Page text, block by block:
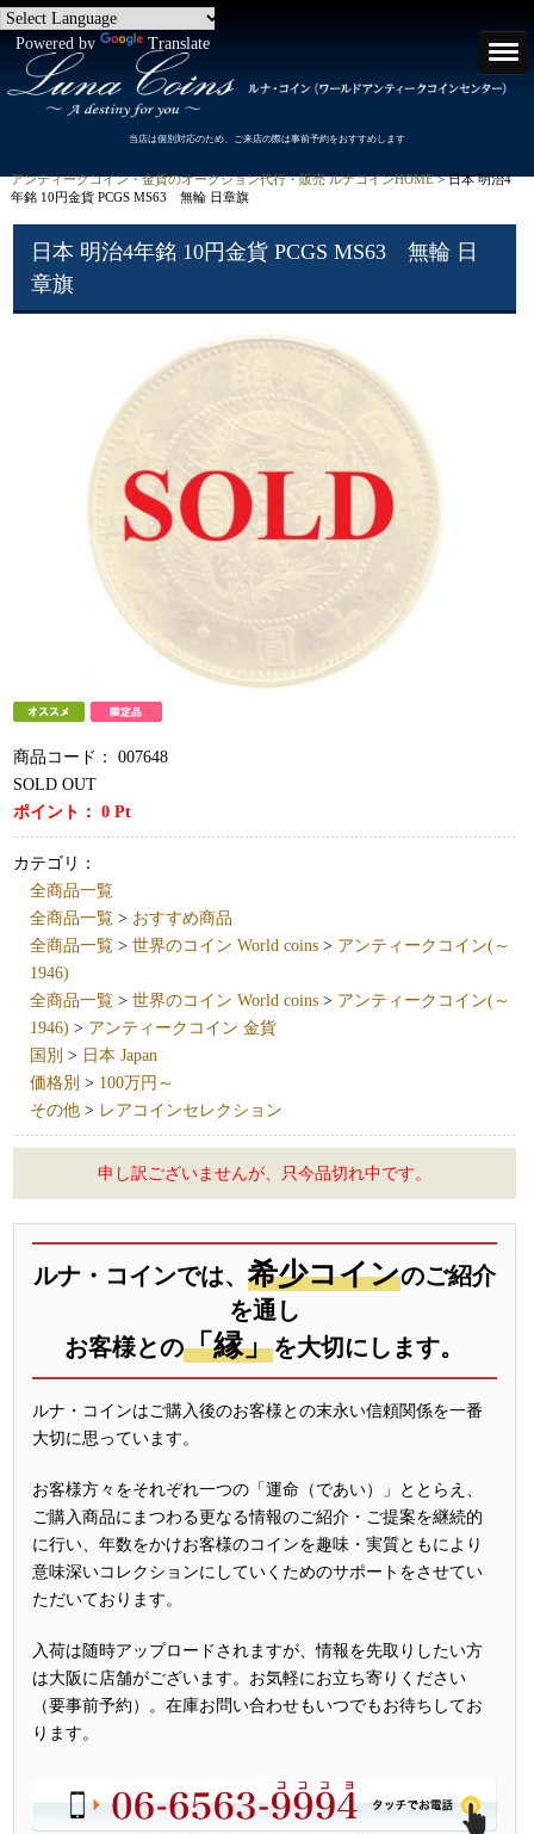
Powered by Translate
当店は個別対応のため、ご来店の際は事前予約をおすすめします
アンティークコイン・金貨のオークション代行・販売 ルナコインHOME> 日本 明治4
年銘 10円金貨 PCGS MS63 無輪 日章旗
日本 明治4年銘 10円金貨 PCGS MS63 無輪 日
章旗
商品コード：
007648
SOLD OUT
ポイント：0 Pt
カテゴリ：
全商品一覧
全商品一覧 > おすすめ商品
全商品一覧 >世界のコイン World coins > アンティークコイン(～
1946)
全商品一覧 >世界のコイン World coins > アンティークコイン(～
1946) > アンティークコイン 金貨
国別 > 日本 Japan
価格別 > 100万円～
その他 > レアコインセレクション
申し訳ございませんが、只今品切れ中です。
ルナ・コインでは、 希少コインのご紹介
を通し
お客様との「縁」を大切にします。
ルナ・コインはご購入後のお客様との末永い信頼関係を一番
大切に思っています。
お客様方々をそれぞれ一つの「運命（であい）」ととらえ、
ご購入商品にまつわる更なる情報のご紹介・ご提案を継続的
に行い、年数をかけお客様のコインを趣味・実質ともにより
意味深いコレクションにしていくためのサポートをさせてい
ただいております。
入荷は随時アップロードされますが、情報を先取りしたい方
は大阪に店舗がございます。お気軽にお立ち寄りください
（要事前予約）。在庫お問い合わせもいつでもお待ちしてお
ります。